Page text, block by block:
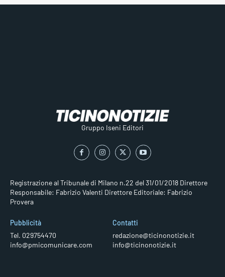
Registrazione al Tribunale di Milano n.22 del 31/01/2018Direttore
Responsabile: Fabrizio Valenti
Direttore Editoriale: Fabrizio
Provera